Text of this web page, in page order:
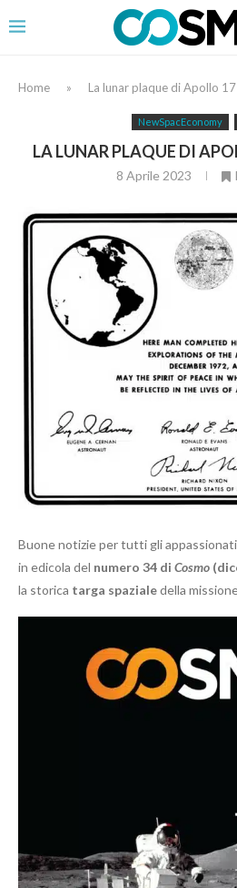
Home » La lunar plaque di Apollo
NewSpacEconomy
LA LUNAR PLAQUE DI
8 Aprile 2023
Buone notizie per tutti gli
in edicola del numero 34 di Cosmo
la storica targa spazialedella